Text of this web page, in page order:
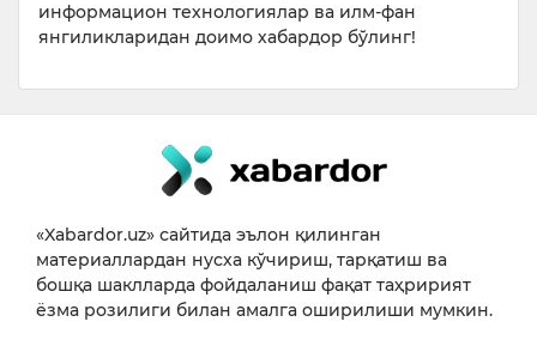
информацион технологиялар ва илм-фан
янгиликларидан доимо хабардор бўлинг!
«Xabardor.uz» сайтида эълон қилинган
материаллардан нусха кўчириш, тарқатиш ва
бошқа шаклларда фойдаланиш фақат таҳририят
ёзма розилиги билан амалга оширилиши мумкин.